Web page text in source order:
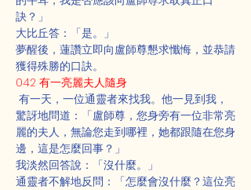
訣？」
大比丘答：「是。」
夢醒後，蓮讚立即向盧師尊懇求懺悔，並恭請
獲得殊勝的口訣。
042 有一亮麗夫人隨身
有一天，一位通靈者來找我。他一見到我，
驚訝地問道：「盧師尊，您身旁有一位非常亮
麗的夫人，無論您走到哪裡，她都跟隨在您身
邊，這是怎麼回事？」
我淡然回答說：「沒什麼。」
通靈者不解地反問：「怎麼會沒什麼？這位亮